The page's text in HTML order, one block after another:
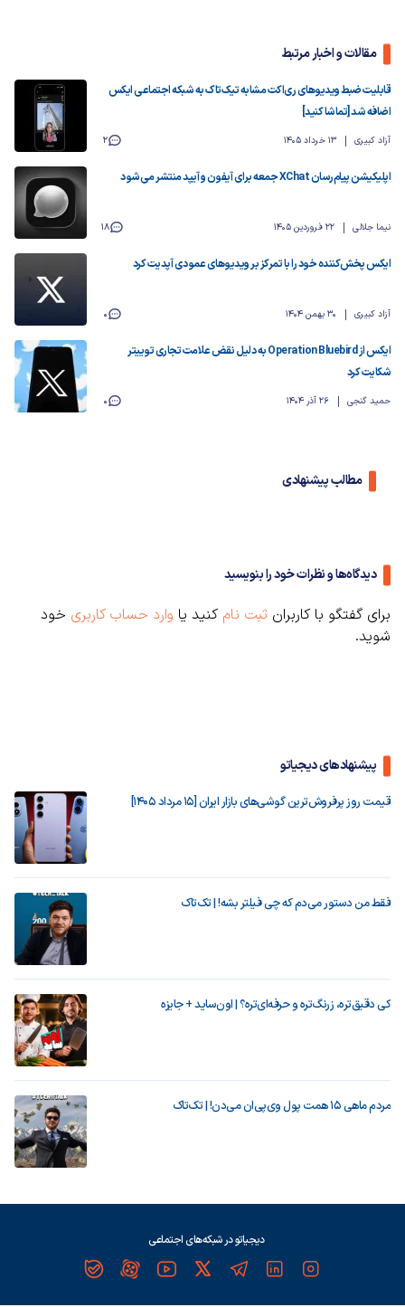
مقالات و اخبار مرتبط
قابلیت ضبط ویدیوهای ری‌اکت مشابه تیک‌تاک به شبکه اجتماعی ایکس
اضافه شد [تماشا کنید]
آزاد کبیری 13 خرداد 1405 2
اپلیکیشن پیام‌رسان XChat جمعه برای آیفون و آیپد منتشر می‌شود
نیما جلالی 22 فروردین 1405 18
ایکس پخش‌کننده خود را با تمرکز بر ویدیوهای عمودی آپدیت کرد
آزاد کبیری 30 بهمن 1404 0
ایکس از Operation Bluebird به دلیل نقض علامت تجاری توییتر
شکایت کرد
حمید گنجی 26 آذر 1404 0
مطالب پیشنهادی
دیدگاه‌ها و نظرات خود را بنویسید
برای گفتگو با کاربران ثبت نام کنید یا وارد حساب کاربری خود
شوید.
پیشنهادهای دیجیاتو
قیمت روز پرفروش‌ترین گوشی‌های بازار ایران [15 مرداد 1405]
فقط من دستور می‌دم که چی فیلتر بشه! | تک‌تاک
کی دقیق‌تره، زرنگ‌تره و حرفه‌ای‌تره؟ | اون‌ساید + جایزه
مردم ماهی ۱۵ همت پول وی‌پی‌ان می‌دن! | تک‌تاک
دیجیاتو در شبکه‌های اجتماعی